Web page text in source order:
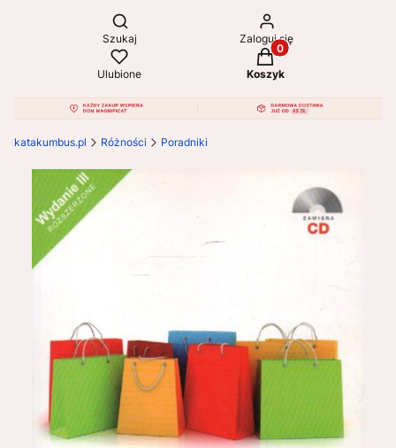
Otwórz wyszukiwarkę
Szukaj Zaloguj się
Ulubione
Produkty w koszyku:
Koszyk
katakumbus.pl Różności Poradniki